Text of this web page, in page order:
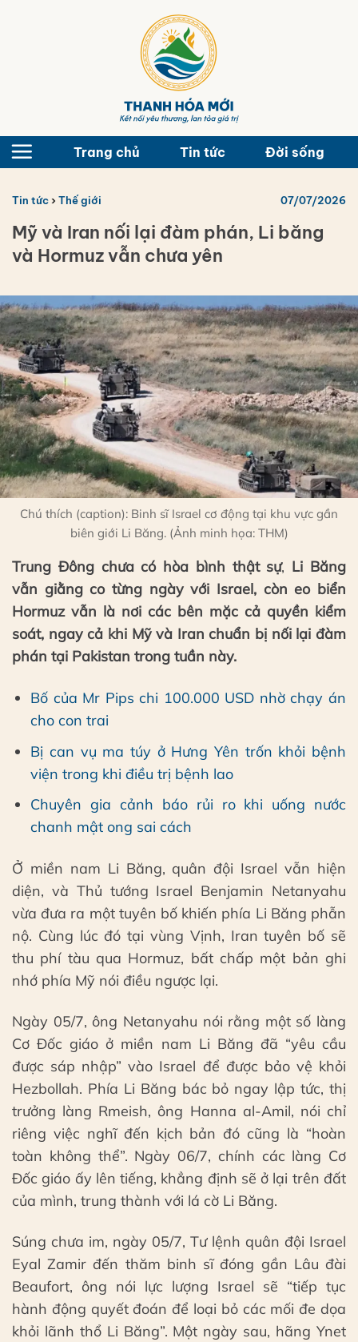
Trang chủ Tin tức Đời sống
Tin tức› Thế giới 07/07/2026
Mỹ và Iran nối lại đàm phán, Li băng
và Hormuz vẫn chưa yên
Chú thích (caption): Binh sĩ Israel cơ động tại khu vực gần
biên giới Li Băng. (Ảnh minh họa: THM)
Trung Đông chưa có hòa bình thật sự, Li Băng
vẫn giằng co từng ngày với Israel, còn eo biển
Hormuz vẫn là nơi các bên mặc cả quyền kiểm
soát, ngay cả khi Mỹ và Iran chuẩn bị nối lại đàm
phán tại Pakistan trong tuần này.
Bố của Mr Pips chi 100.000 USD nhờ chạy án
cho con trai
Bị can vụ ma túy ở Hưng Yên trốn khỏi bệnh
viện trong khi điều trị bệnh lao
Chuyên gia cảnh báo rủi ro khi uống nước
chanh mật ong sai cách
Ở miền nam Li Băng, quân đội Israel vẫn hiện
diện, và Thủ tướng Israel Benjamin Netanyahu
vừa đưa ra một tuyên bố khiến phía Li Băng phẫn
nộ. Cùng lúc đó tại vùng Vịnh, Iran tuyên bố sẽ
thu phí tàu qua Hormuz, bất chấp một bản ghi
nhớ phía Mỹ nói điều ngược lại.
Ngày 05/7, ông Netanyahu nói rằng một số làng
Cơ Đốc giáo ở miền nam Li Băng đã “yêu cầu
được sáp nhập” vào Israel để được bảo vệ khỏi
Hezbollah. Phía Li Băng bác bỏ ngay lập tức, thị
trưởng làng Rmeish, ông Hanna al-Amil, nói chỉ
riêng việc nghĩ đến kịch bản đó cũng là “hoàn
toàn không thể”. Ngày 06/7, chính các làng Cơ
Đốc giáo ấy lên tiếng, khẳng định sẽ ở lại trên đất
của mình, trung thành với lá cờ Li Băng.
Súng chưa im, ngày 05/7, Tư lệnh quân đội Israel
Eyal Zamir đến thăm binh sĩ đóng gần Lâu đài
Beaufort, ông nói lực lượng Israel sẽ “tiếp tục
hành động quyết đoán để loại bỏ các mối đe dọa
khỏi lãnh thổ Li Băng”. Một ngày sau, hãng Ynet